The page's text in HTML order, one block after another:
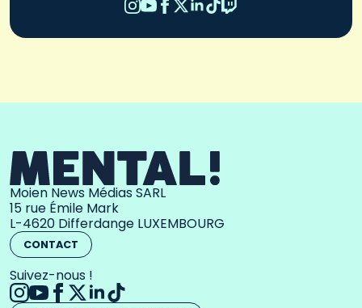
Moien News Médias SARL
15 rue Émile Mark
L-4620 Differdange LUXEMBOURG
CONTACT
Suivez-nous !